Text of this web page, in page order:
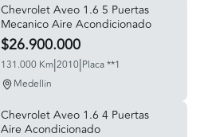
Chevrolet Aveo 1.6 5 Puertas
Mecanico Aire Acondicionado
$26.900.000
131.000 Km|2010|Placa **1
Medellin
Chevrolet Aveo 1.6 4 Puertas
Aire Acondicionado